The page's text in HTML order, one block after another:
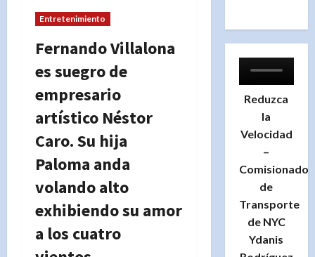
Entretenimiento
Fernando Villalona
es suegro de
empresario
artístico Néstor
Caro. Su hija
Paloma anda
volando alto
exhibiendo su amor
a los cuatro
Reduzca
la
Velocidad
–
Comisionado
de
Transporte
de NYC
Ydanis